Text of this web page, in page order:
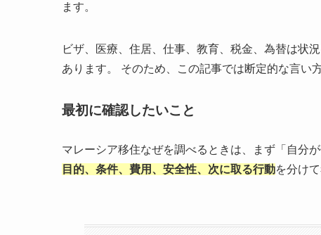
ます。
ビザ、医療、住居、仕事、教育、税金、為替は状
あります。 そのため、この記事では断定的な言い
最初に確認したいこと
マレーシア移住なぜを調べるときは、まず「自分
目的、条件、費用、安全性、次に取る行動を分け